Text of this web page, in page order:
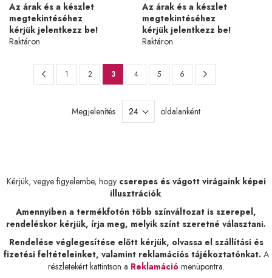
Az árak és a készlet
megtekintéséhez
kérjük jelentkezz be!
Raktáron
Az árak és a készlet
megtekintéséhez
kérjük jelentkezz be!
Raktáron
Oldal
Oldal
1 Oldal
2
You're
reading
3 Oldal
4 Oldal
5 Oldal
6
Megjelenítés oldalanként
Kérjük, vegye figyelembe, hogy cserepes és vágott virágaink képei
illusztrációk.
Amennyiben a termékfotón több színváltozat is szerepel,
rendeléskor kérjük, írja meg, melyik színt szeretné választani.
Rendelése véglegesítése előtt kérjük, olvassa el szállítási és
fizetési feltételeinket, valamint reklamációs tájékoztatónkat.A
részletekért kattintson a Reklamáció menüpontra.